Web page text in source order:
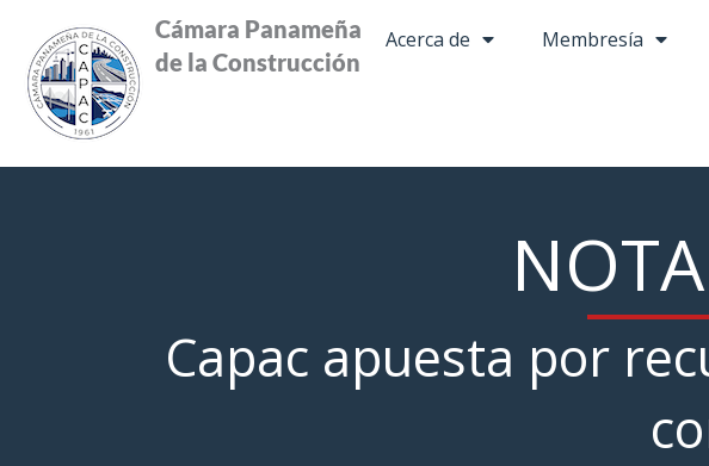
contenido
Cámara Panameña
de la Construcción
Acerca de Membresía
Capac apuesta por